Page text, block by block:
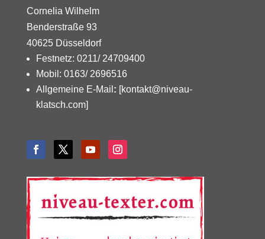
Cornelia Wilhelm
Benderstraße 93
40625 Düsseldorf
Festnetz: 0211/ 24709400
Mobil: 0163/ 2696516
Allgemeine E-Mail : [kontakt@niveau-
klatsch.com]